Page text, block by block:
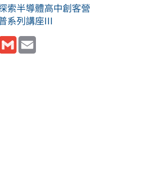
索半導體高中創客營
系列講座III
Gmail